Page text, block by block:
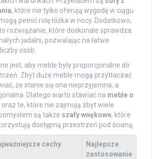
, które nie tylko oferują wygodę w ciągu
pełnić rolę łóżka w nocy. Dodatkowo,
rozwiązanie, które doskonale sprawdza
jadalni, pozwalając na łatwe
osób.
jest, aby meble były proporcjonalne do
Zbyt duże meble mogą przytłaczać
że stanie się ona nieprzyjemna, a
Dlatego warto stawiać na meble o
oraz te, które nie zajmują zbyt wiele
są także szafy wnękowe, które
dostępną przestrzeń pod ścianą.
cechy
Najlepsze
zastosowanie